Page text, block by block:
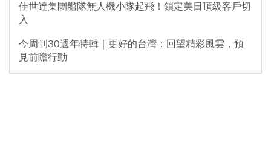
佳世達集團艦隊無人機小隊起飛！鎖定美日頂級客戶切
入
今周刊30週年特輯｜更好的台灣：回望精彩風雲，預
見前瞻行動